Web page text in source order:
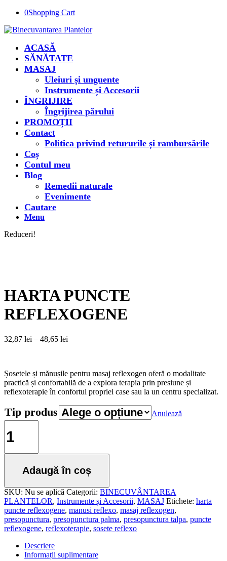
0Shopping Cart
ACASĂ
SĂNĂTATE
MASAJ
Uleiuri și unguente
Instrumente și Accesorii
ÎNGRIJIRE
Îngrijirea părului
PROMOȚII
Contact
Politica privind retururile și rambursările
Coș
Contul meu
Blog
Remedii naturale
Evenimente
Cautare
Menu
Reduceri!
HARTA PUNCTE
REFLEXOGENE
32,87 lei – 48,65 lei
până
la
48,65 lei
Șosetele și mănușile pentru masaj reflexogen oferă o modalitate
practică și confortabilă de a explora terapia prin presiune și
reflexoterapie în confortul propriei case sau la un centru specializat.
Tip produs
Anulează
HARTA
PUNCTE
REFLEXOGENE
Adaugă în coș
SKU: Nu se aplică Categorii: BINECUVÂNTAREA
PLANTELOR, Instrumente și Accesorii, MASAJ Etichete: harta
puncte reflexogene, manusi reflexo, masaj reflexogen,
presopunctura, presopunctura palma, presopunctura talpa, puncte
reflexogene, reflexoterapie, sosete reflexo
Descriere
Informații suplimentare